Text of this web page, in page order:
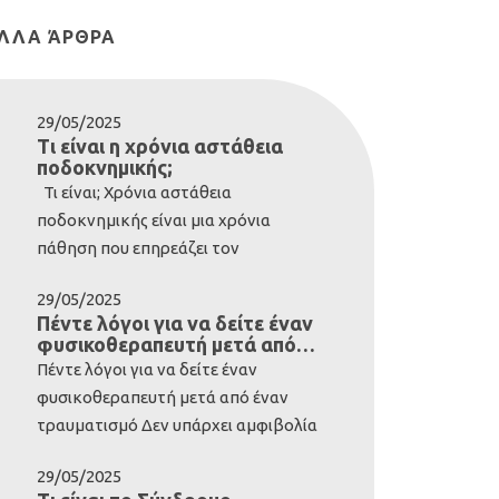
ΆΡΘΡΑ
29/05/2025
Τι είναι η χρόνια αστάθεια
ποδοκνημικής;
Τι είναι; Χρόνια αστάθεια
ποδοκνημικής είναι μια χρόνια
πάθηση που επηρεάζει τον
δομές. Συνήθως αναπτύσσεται μετά
από σοβαρό διάστρεμμα της
ποδοκνημικής. Ωστόσο, ορισμένοι
άνθρωποι είναι εκ γενετής με
λιγότερο σταθερούς αστραγάλους-
ιδιαίτερα εύκαμπτο σώμα. Περίπου
29/05/2025
Πέντε λόγοι για να δείτε έναν
φυσικοθεραπευτή μετά από
έναν τραυματισμό
Πέντε λόγοι για να δείτε έναν
φυσικοθεραπευτή μετά από έναν
τραυματισμό Δεν υπάρχει αμφιβολία
ιδιαίτερα ανθεκτικό. Αν εξαιρέσουμε
29/05/2025